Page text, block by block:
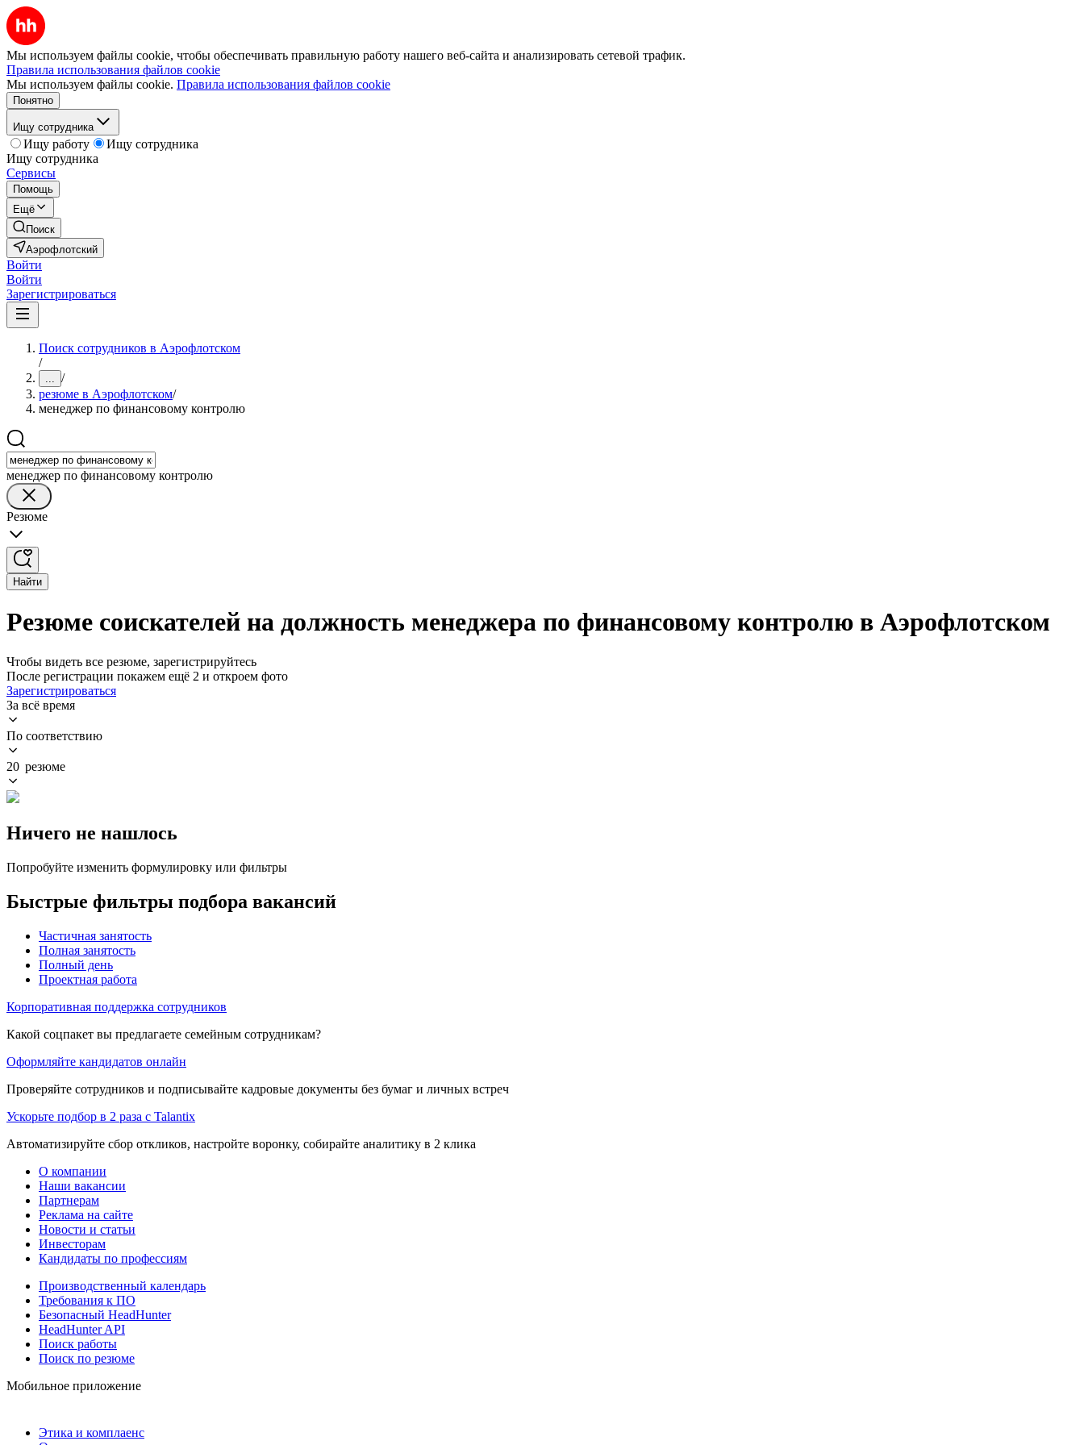
Мы используем файлы cookie, чтобы обеспечивать правильную работу нашего веб-сайта и анализировать сетевой трафик.
Правила использования файлов cookie
Мы используем файлы cookie. Правила использования файлов cookie
Понятно
Ищу сотрудника
Ищу работу
Ищу сотрудника
Ищу сотрудника
Сервисы
Помощь
Ещё
Поиск
Аэрофлотский
Войти
Войти
Зарегистрироваться
Поиск сотрудников в Аэрофлотском
/
... /
резюме в Аэрофлотском/
менеджер по финансовому контролю
менеджер по финансовому контролю
Резюме
Найти
Резюме соискателей на должность менеджера по финансовому контролю в Аэрофлотском
Чтобы видеть все резюме, зарегистрируйтесь
После регистрации покажем ещё 2 и откроем фото
Зарегистрироваться
За всё время
По соответствию
20 резюме
Ничего не нашлось
Попробуйте изменить формулировку или фильтры
Быстрые фильтры подбора вакансий
Частичная занятость
Полная занятость
Полный день
Проектная работа
Корпоративная поддержка сотрудников
Какой соцпакет вы предлагаете семейным сотрудникам?
Оформляйте кандидатов онлайн
Проверяйте сотрудников и подписывайте кадровые документы без бумаг и личных встреч
Ускорьте подбор в 2 раза с Talantix
Автоматизируйте сбор откликов, настройте воронку, собирайте аналитику в 2 клика
О компании
Наши вакансии
Партнерам
Реклама на сайте
Новости и статьи
Инвесторам
Кандидаты по профессиям
Производственный календарь
Требования к ПО
Безопасный HeadHunter
HeadHunter API
Поиск работы
Поиск по резюме
Мобильное приложение
Этика и комплаенс